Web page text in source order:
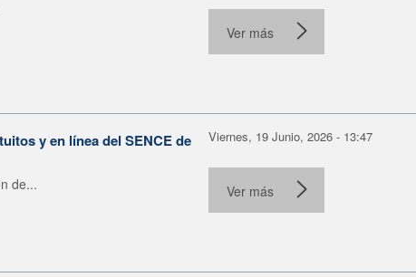
Ver más
y en línea del SENCE de
de...
Viernes, 19 Junio, 2026 - 13:47
Ver más